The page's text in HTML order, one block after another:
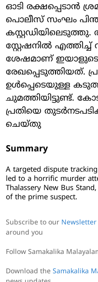
ഓടി രക്ഷപ്പെടാൻ
പൊലീസ് സംഘം
സ്റ്റേഷനിൽ
ശേഷമാണ് ഇയാളുടെ
രേഖപ്പെടുത്തിയത്.
ഉൾപ്പെടെയുള്ള
ചുമത്തിയിട്ടുണ്ട്.
പ്രതിയെ
ചെയ്തു
Summary
A targeted dispute
led to a horrific murder
Thalassery New Bus
of the prime suspect.
Subscribe to our Newsletter
around you
Follow Samakalika
Download the Samakalika